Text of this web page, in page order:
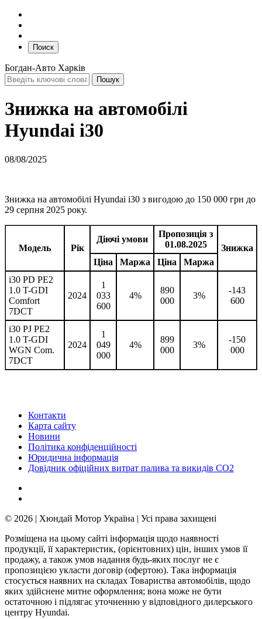
Поиск
Богдан-Авто Харків
Знижка на автомобілі
Hyundai i30
08/08/2025
Знижка на автомобілі Hyundai i30 з вигодою до 150 000 грн до
29 серпня 2025 року.
Модель Рік
Діючі умови
Пропозиція з
01.08.2025
Знижка
Ціна
Маржа Ціна
Маржа
i30 PD PE2
1.0 T-GDI
Comfort
7DCT
2024
1
033
600
4%
890
000
3%
-143
600
i30 PJ PE2
1.0 T-GDI
WGN Com.
7DCT
2024
1
049
000
4%
899
000
3%
-150
000
Контакти
Карта сайту
Новини
Політика конфіденційності
Юридична інформація
Довідник офіційних витрат палива та викидів СО2
© 2026 | Хюндай Мотор Україна | Усі права захищені
Розміщена на цьому сайті інформація щодо наявності
продукції, її характеристик, (орієнтовних) цін, інших умов її
продажу, а також умов надання будь-яких послуг не є
пропозицією укласти договір (офертою). Така інформація
стосується наявних на складах Товариства автомобілів, щодо
яких здійснене митне оформлення; вона може не бути
остаточною і підлягає уточненню у відповідного дилерського
центру Hyundai.